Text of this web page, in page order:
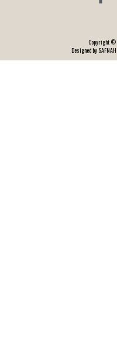
Copyright ©
Designed by